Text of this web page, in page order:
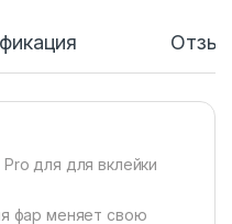
для для вклейки
фар меняет свою